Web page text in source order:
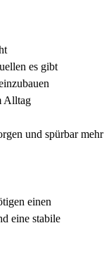
es gibt
Alltag
und spürbar mehr
einen
eine stabile